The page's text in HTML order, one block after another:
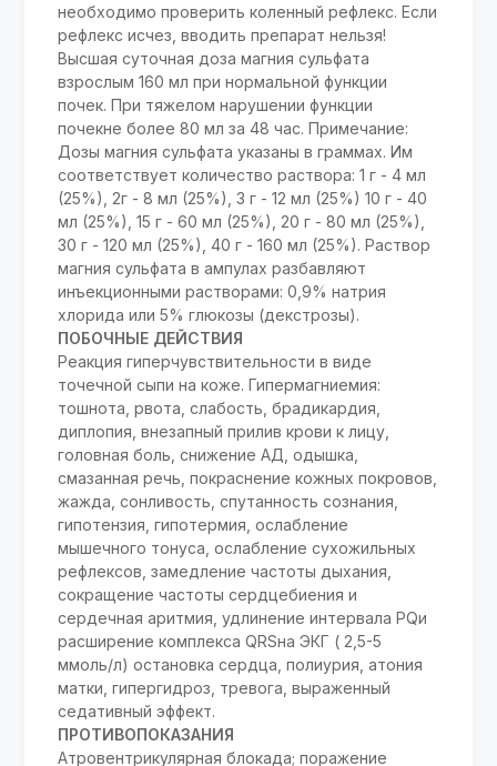
необходимо проверить коленный рефлекс. Если
рефлекс исчез, вводить препарат нельзя!
Высшая суточная доза магния сульфата
взрослым 160 мл при нормальной функции
почек. При тяжелом нарушении функции
почекне более 80 мл за 48 час. Примечание:
Дозы магния сульфата указаны в граммах. Им
соответствует количество раствора: 1 г - 4 мл
(25%), 2г - 8 мл (25%), 3 г - 12 мл (25%) 10 г - 40
мл (25%), 15 г - 60 мл (25%), 20 г - 80 мл (25%),
30 г - 120 мл (25%), 40 г - 160 мл (25%). Раствор
магния сульфата в ампулах разбавляют
инъекционными растворами: 0,9% натрия
хлорида или 5% глюкозы (декстрозы).
ПОБОЧНЫЕ ДЕЙСТВИЯ
Реакция гиперчувствительности в виде
точечной сыпи на коже. Гипермагниемия:
тошнота, рвота, слабость, брадикардия,
диплопия, внезапный прилив крови к лицу,
головная боль, снижение АД, одышка,
смазанная речь, покраснение кожных покровов,
жажда, сонливость, спутанность сознания,
гипотензия, гипотермия, ослабление
мышечного тонуса, ослабление сухожильных
рефлексов, замедление частоты дыхания,
сокращение частоты сердцебиения и
сердечная аритмия, удлинение интервала PQи
расширение комплекса QRSна ЭКГ ( 2,5-5
ммоль/л) остановка сердца, полиурия, атония
матки, гипергидроз, тревога, выраженный
седативный эффект.
ПРОТИВОПОКАЗАНИЯ
Атровентрикулярная блокада; поражение